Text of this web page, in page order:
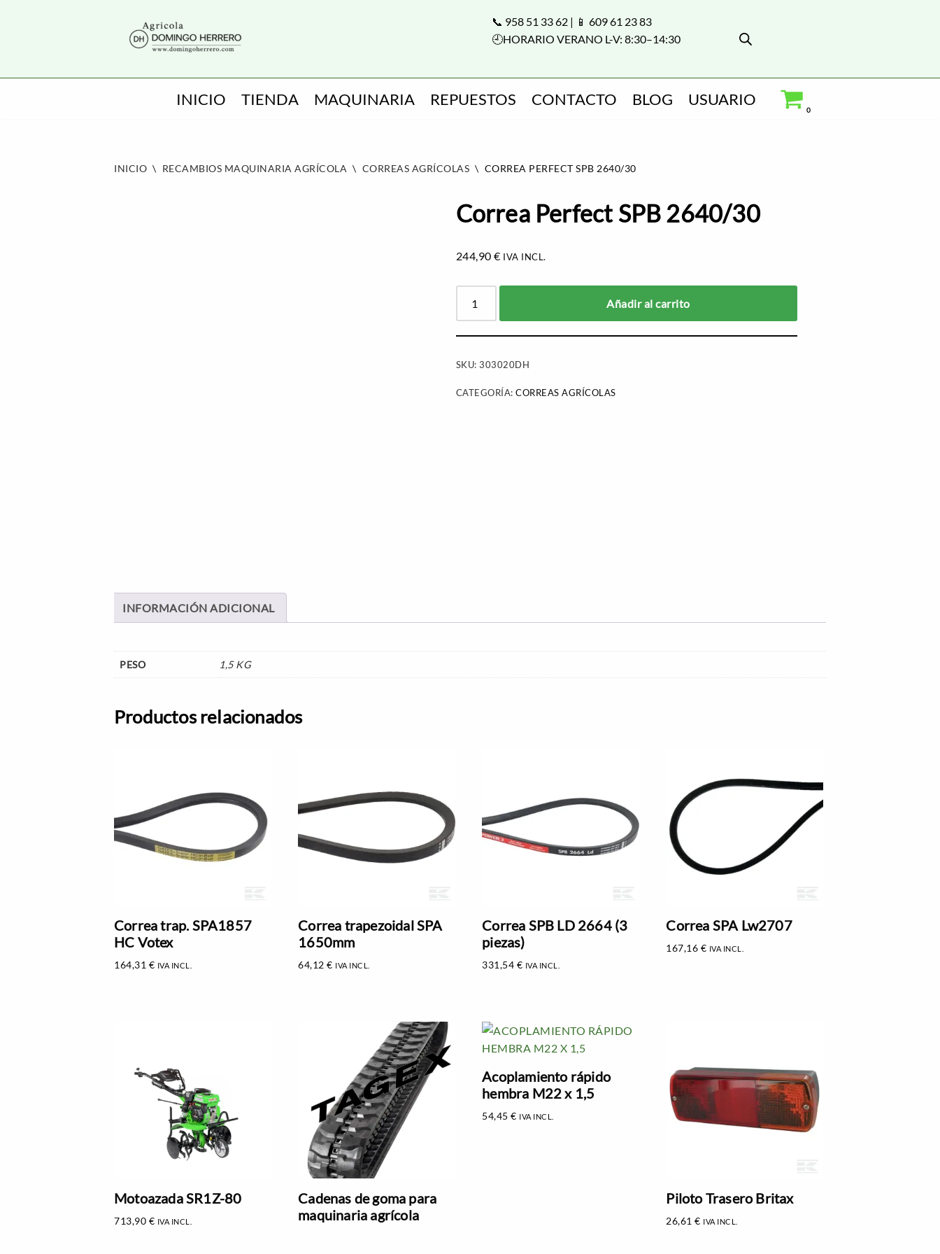
📞 958 51 33 62 | 📱 609 61 23 83
🕘HORARIO VERANO L-V: 8:30–14:30
INICIO TIENDA MAQUINARIA REPUESTOS CONTACTO BLOG USUARIO
0
INICIO \ RECAMBIOS MAQUINARIA AGRÍCOLA \ CORREAS AGRÍCOLAS \ CORREA PERFECT SPB 2640/30
Correa Perfect SPB 2640/30
244,90€ IVA INCL.
Añadir al carrito
SKU:303020DH
CATEGORÍA:CORREAS AGRÍCOLAS
INFORMACIÓN ADICIONAL
PESO 1,5 KG
Productos relacionados
Correa trap. SPA1857
HC Votex
164,31 € IVA INCL.
Correa trapezoidal SPA
1650mm
64,12€ IVA INCL.
Correa SPB LD 2664 (3
piezas)
331,54 € IVA INCL.
Correa SPA Lw2707
167,16 € IVA INCL.
Motoazada SR1Z-80
713,90 € IVA INCL.
Cadenas de goma para
maquinaria agrícola
Acoplamiento rápido
hembra M22 x 1,5
54,45€ IVA INCL.
Piloto Trasero Britax
26,61€ IVA INCL.